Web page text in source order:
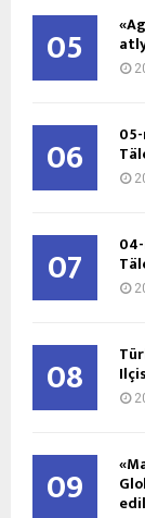
05
06
07
08
09